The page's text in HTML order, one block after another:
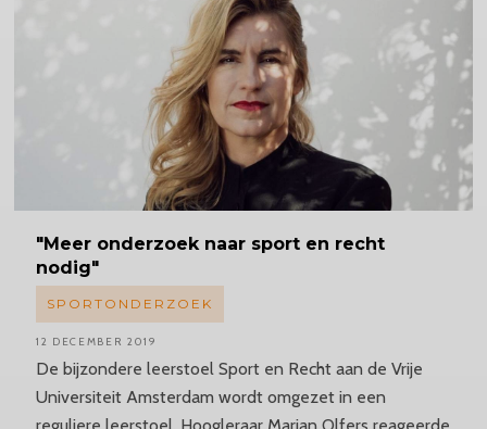
"Meer onderzoek naar sport en recht
nodig"
De bijzondere leerstoel Sport en Recht aan de Vrije
Universiteit Amsterdam wordt omgezet in een
SPORTONDERZOEK
12 DECEMBER 2019